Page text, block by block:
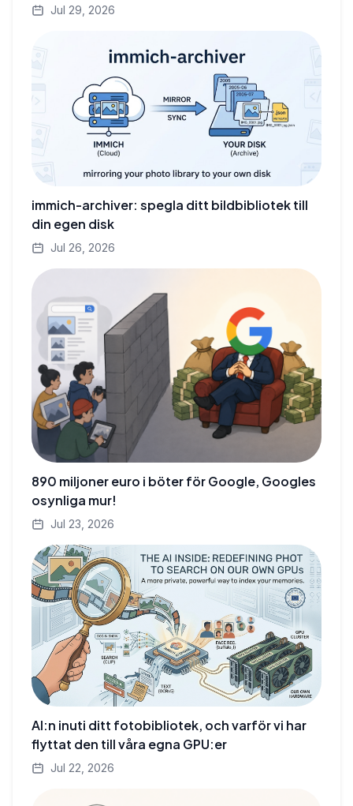
Jul 29, 2026
immich-archiver: spegla ditt bildbibliotek till
din egen disk
Jul 26, 2026
890 miljoner euro i böter för Google, Googles
osynliga mur!
Jul 23, 2026
AI:n inuti ditt fotobibliotek, och varför vi har
flyttat den till våra egna GPU:er
Jul 22, 2026